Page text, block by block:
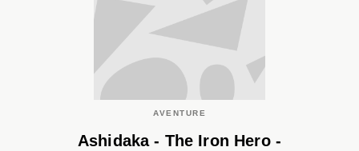
AVENTURE
Ashidaka - The Iron Hero -